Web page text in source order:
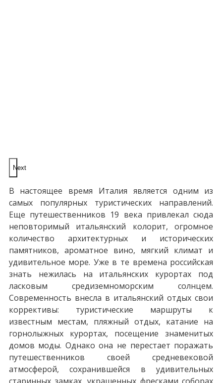
Next
В настоящее время Италия является одним из
самых популярных туристических направлений.
Еще путешественников 19 века привлекал сюда
неповторимый итальянский колорит, огромное
количество архитектурных и исторических
памятников, ароматное вино, мягкий климат и
удивительное море. Уже в те времена российская
знать нежилась на итальянских курортах под
ласковым средиземноморским солнцем.
Современность внесла в итальянский отдых свои
коррективы: туристические маршруты к
известным местам, пляжный отдых, катание на
горнолыжных курортах, посещение знаменитых
домов моды. Однако она не перестает поражать
путешественников своей средневековой
атмосферой, сохранившейся в удивительных